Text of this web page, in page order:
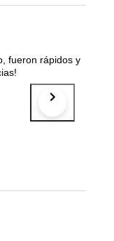
fueron rápidos y